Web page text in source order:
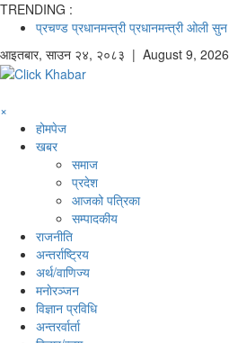
TRENDING :
प्रचण्ड प्रधानमन्त्री प्रधानमन्त्री ओली सुन
आइतबार, साउन २४, २०८३ | August 9, 2026
×
होमपेज
खबर
समाज
प्रदेश
आजको पत्रिका
सम्पादकीय
राजनीति
अन्तर्राष्ट्रिय
अर्थ/वाणिज्य
मनाेरञ्जन
विज्ञान प्रविधि
अन्तरर्वार्ता